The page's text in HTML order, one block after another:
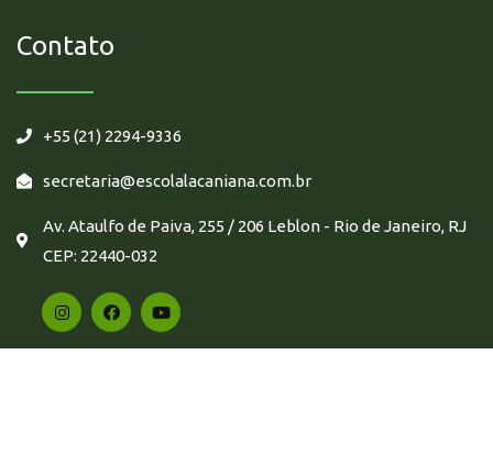
Contato
+55 (21) 2294-9336
secretaria@escolalacaniana.com.br
Av. Ataulfo de Paiva, 255 / 206 Leblon - Rio de Janeiro, RJ
CEP: 22440-032